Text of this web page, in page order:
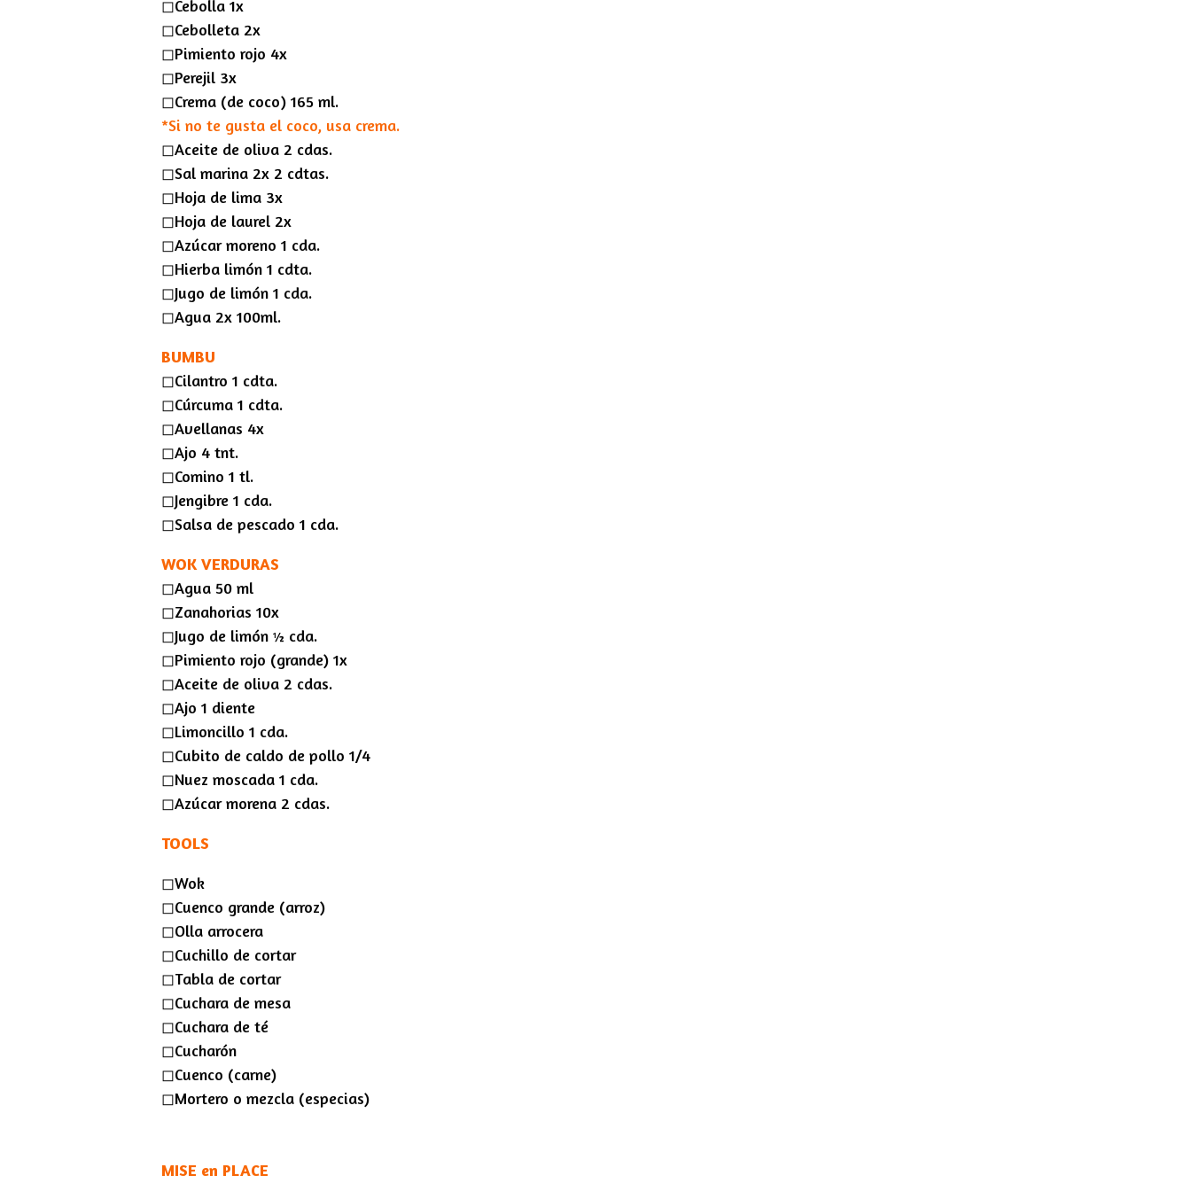
◻︎Cebolla 1x
◻︎Cebolleta 2x
◻︎Pimiento rojo 4x
◻︎Perejil 3x
◻︎Crema (de coco) 165 ml.
*Si no te gusta el coco, usa crema.
◻︎Aceite de oliva 2 cdas.
◻︎Sal marina 2x 2 cdtas.
◻︎Hoja de lima 3x
◻︎Hoja de laurel 2x
◻︎Azúcar moreno 1 cda.
◻︎Hierba limón 1 cdta.
◻︎Jugo de limón 1 cda.
◻︎Agua 2x 100ml.
BUMBU
◻︎Cilantro 1 cdta.
◻︎Cúrcuma 1 cdta.
◻︎Avellanas 4x
◻︎Ajo 4 tnt.
◻︎Comino 1 tl.
◻︎Jengibre 1 cda.
◻︎Salsa de pescado 1 cda.
WOK VERDURAS
◻︎Agua 50 ml
◻︎Zanahorias 10x
◻︎Jugo de limón ½ cda.
◻︎Pimiento rojo (grande) 1x
◻︎Aceite de oliva 2 cdas.
◻︎Ajo 1 diente
◻︎Limoncillo 1 cda.
◻︎Cubito de caldo de pollo 1/4
◻︎Nuez moscada 1 cda.
◻︎Azúcar morena 2 cdas.
TOOLS
◻︎Wok
◻︎Cuenco grande (arroz)
◻︎Olla arrocera
◻︎Cuchillo de cortar
◻︎Tabla de cortar
◻︎Cuchara de mesa
◻︎Cuchara de té
◻︎Cucharón
◻︎Cuenco (carne)
◻︎Mortero o mezcla (especias)
MISE en PLACE